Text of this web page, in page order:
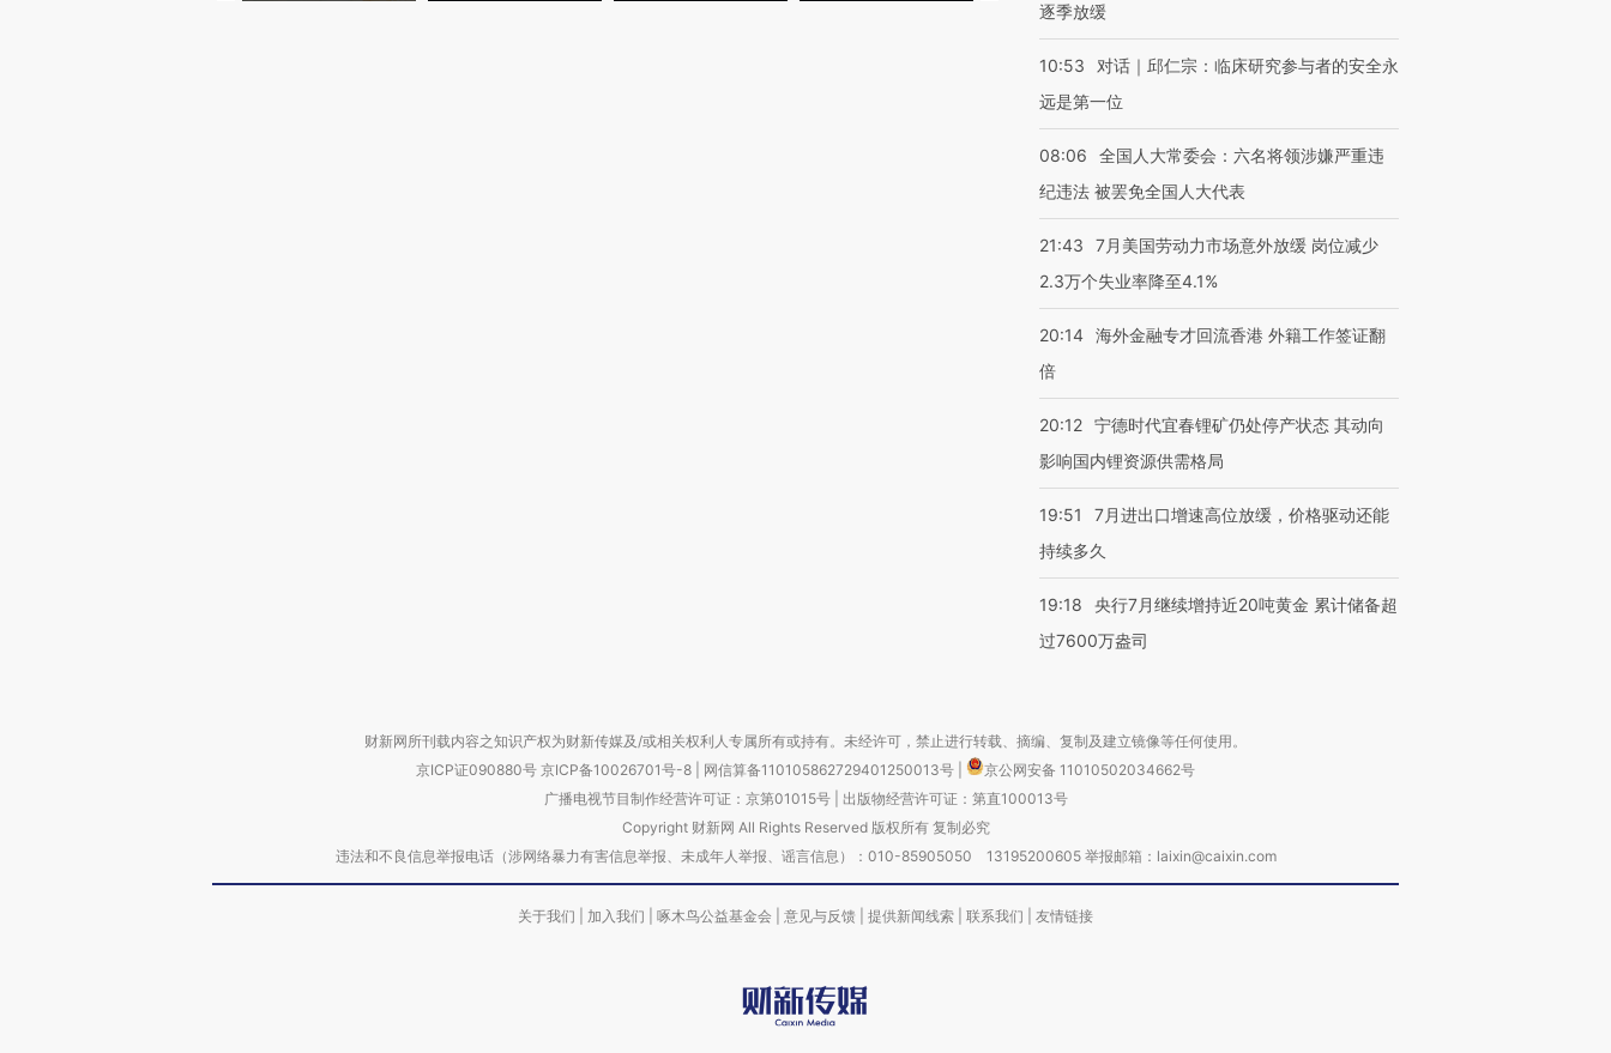
逐季放缓
10:53
对话｜邱仁宗：临床研究参与者的安全永
远是第一位
08:06
全国人大常委会：六名将领涉嫌严重违
纪违法 被罢免全国人大代表
21:43
7月美国劳动力市场意外放缓 岗位减少
2.3万个失业率降至4.1%
20:14 海外金融专才回流香港 外籍工作签证翻
倍
20:12 宁德时代宜春锂矿仍处停产状态 其动向
影响国内锂资源供需格局
19:51
7月进出口增速高位放缓，价格驱动还能
持续多久
19:18
央行7月继续增持近20吨黄金 累计储备超
过7600万盎司
财新网所刊载内容之知识产权为财新传媒及/或相关权利人专属所有或持有。未经许可，禁止进行转载、摘编、复制及建立镜像等任何使用。
京ICP证090880号 京ICP备10026701号-8 网信算备110105862729401250013号
京公网安备 11010502034662号
广播电视节目制作经营许可证：京第01015号| 出版物经营许可证：第直100013号
Copyright 财新网 All Rights Reserved 版权所有 复制必究
违法和不良信息举报电话（涉网络暴力有害信息举报、未成年人举报、谣言信息）：010-85905050 13195200605 举报邮箱：laixin@caixin.com
关于我们 加入我们 啄木鸟公益基金会 意见与反馈 提供新闻线索 联系我们 友情链接